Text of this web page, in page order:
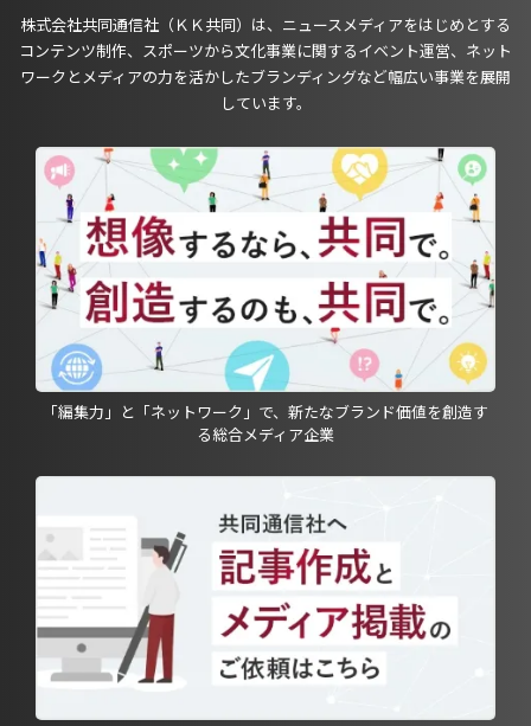
株式会社共同通信社（ＫＫ共同）は、ニュースメディアをはじめとする
コンテンツ制作、スポーツから文化事業に関するイベント運営、ネット
ワークとメディアの力を活かしたブランディングなど幅広い事業を展開
しています。
「編集力」と「ネットワーク」で、新たなブランド価値を創造す
る総合メディア企業